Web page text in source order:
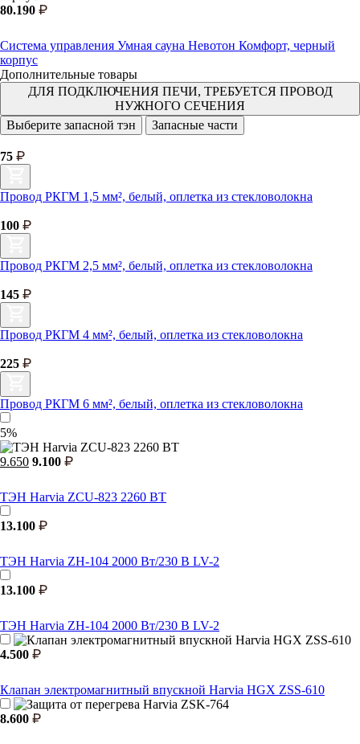
80.190
Система управления Умная сауна Невотон Комфорт, черный
корпус
Дополнительные товары
ДЛЯ ПОДКЛЮЧЕНИЯ ПЕЧИ, ТРЕБУЕТСЯ ПРОВОД
НУЖНОГО СЕЧЕНИЯ
Выберите запасной тэн
Запасные части
75
Провод РКГМ 1,5 мм², белый, оплетка из стекловолокна
100
Провод РКГМ 2,5 мм², белый, оплетка из стекловолокна
145
Провод РКГМ 4 мм², белый, оплетка из стекловолокна
225
Провод РКГМ 6 мм², белый, оплетка из стекловолокна
5%
9.650 9.100
ТЭН Harvia ZCU-823 2260 ВТ
13.100
ТЭН Harvia ZH-104 2000 Вт/230 В LV-2
13.100
ТЭН Harvia ZH-104 2000 Вт/230 В LV-2
4.500
Клапан электромагнитный впускной Harvia HGX ZSS-610
8.600